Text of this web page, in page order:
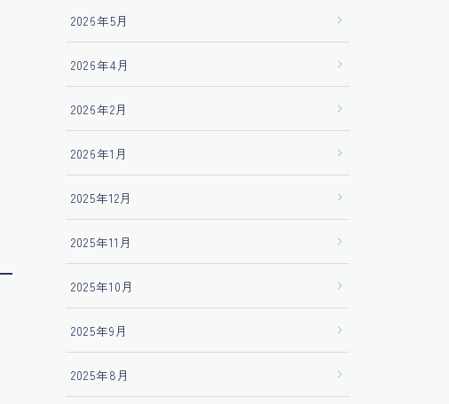
2026年5月
2026年4月
2026年2月
2026年1月
2025年12月
2025年11月
2025年10月
2025年9月
2025年8月